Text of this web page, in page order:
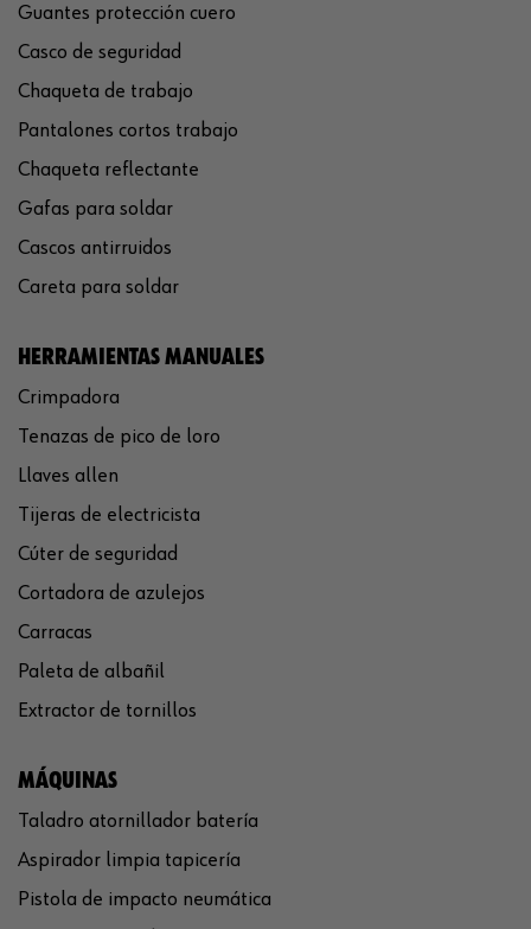
Guantes protección cuero
Casco de seguridad
Chaqueta de trabajo
Pantalones cortos trabajo
Chaqueta reflectante
Gafas para soldar
Cascos antirruidos
Careta para soldar
HERRAMIENTAS MANUALES
Crimpadora
Tenazas de pico de loro
Llaves allen
Tijeras de electricista
Cúter de seguridad
Cortadora de azulejos
Carracas
Paleta de albañil
Extractor de tornillos
MÁQUINAS
Taladro atornillador batería
Aspirador limpia tapicería
Pistola de impacto neumática